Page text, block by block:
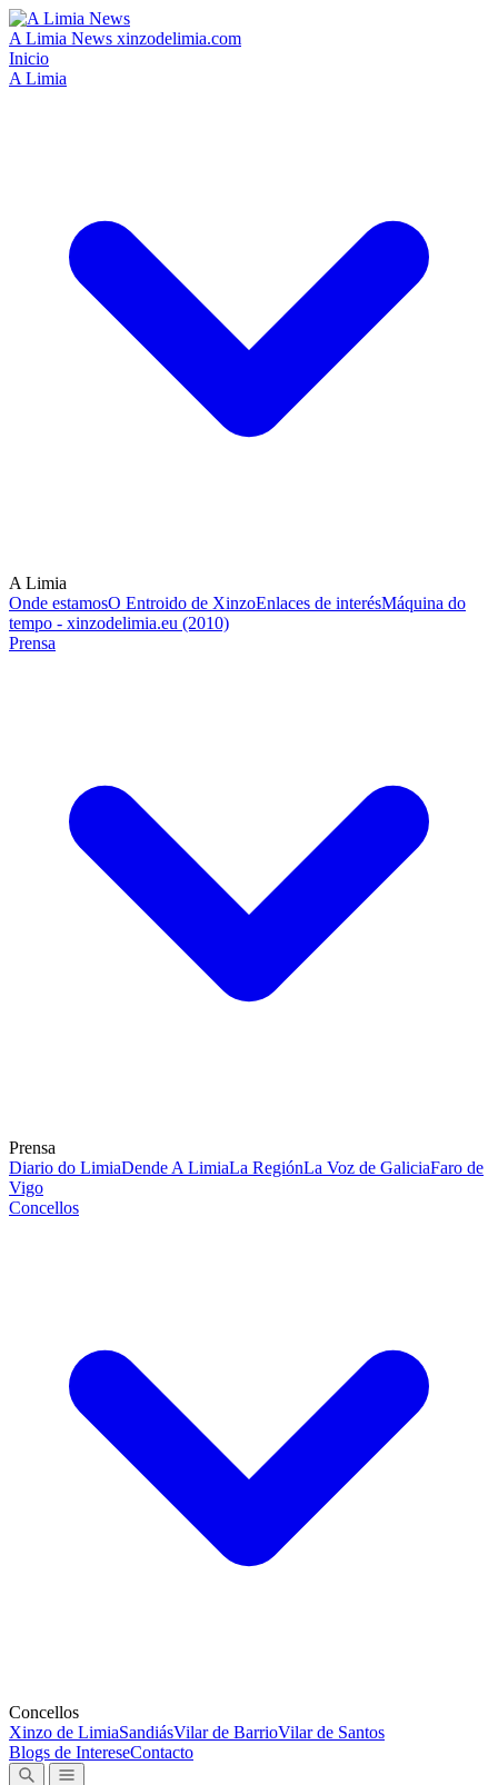
A Limia News xinzodelimia.com
Inicio
A Limia
A Limia
Onde estamosO Entroido de XinzoEnlaces de interésMáquina do
tempo - xinzodelimia.eu (2010)
Prensa
Prensa
Diario do LimiaDende A LimiaLa RegiónLa Voz de GaliciaFaro de
Vigo
Concellos
Concellos
Xinzo de LimiaSandiásVilar de BarrioVilar de Santos
Blogs de IntereseContacto